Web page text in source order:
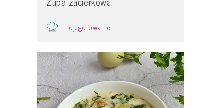
mojegotowanie